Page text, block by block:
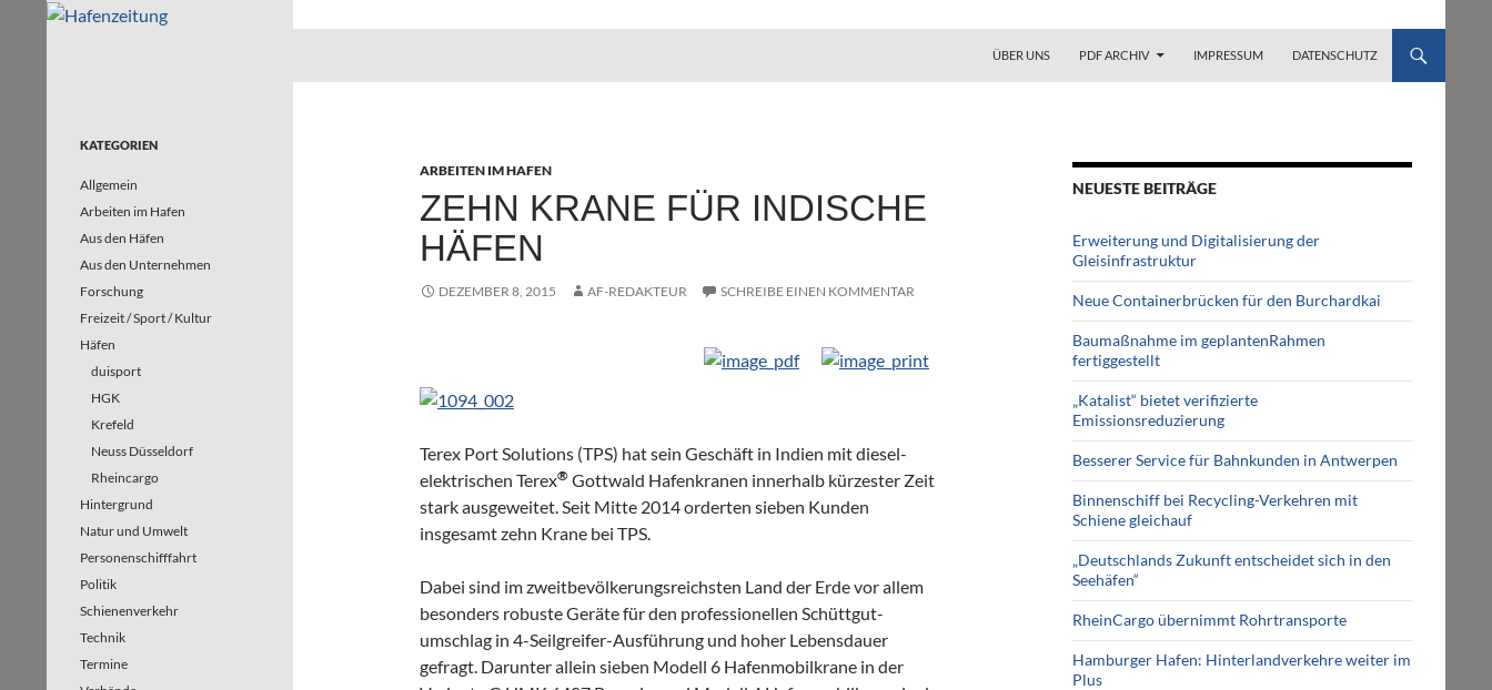
ÜBER UNS
PDF ARCHIV IMPRESSUM DATENSCHUTZ
ARBEITEN IM HAFEN
ZEHN KRANE FÜR INDISCHE
HÄFEN
DEZEMBER 8, 2015 AF-REDAKTEUR SCHREIBE EINEN KOMMENTAR
Terex Port Solutions (TPS) hat sein Geschäft in Indien mit diesel-
elektrischen Terex® Gottwald Hafenkranen innerhalb kürzester Zeit
stark ausgeweitet. Seit Mitte 2014 orderten sieben Kunden
insgesamt zehn Krane bei TPS.
Dabei sind im zweitbevölkerungs­reichsten Land der Erde vor allem
besonders robuste Geräte für den professionellen Schüttgut­
umschlag in 4-Seilgreifer-Ausführung und hoher Lebensdauer
gefragt. Darunter allein sieben Modell 6 Hafenmobilkrane in der
NEUESTE BEITRÄGE
Erweiterung und Digitalisierung der
Gleisinfrastruktur
Neue Containerbrücken für den Burchardkai
Baumaßnahme im geplantenRahmen
fertiggestellt
„Katalist“ bietet verifizierte
Emissionsreduzierung
Besserer Service für Bahnkunden in Antwerpen
Binnenschiff bei Recycling-Verkehren mit
Schiene gleichauf
„Deutschlands Zukunft entscheidet sich in den
Seehäfen“
RheinCargo übernimmt Rohrtransporte
Hamburger Hafen: Hinterlandverkehre weiter im
Plus
KATEGORIEN
Allgemein
Arbeiten im Hafen
Aus den Häfen
Aus den Unternehmen
Forschung
Freizeit / Sport / Kultur
Häfen
duisport
HGK
Krefeld
Neuss Düsseldorf
Rheincargo
Hintergrund
Natur und Umwelt
Personenschifffahrt
Politik
Schienenverkehr
Technik
Termine